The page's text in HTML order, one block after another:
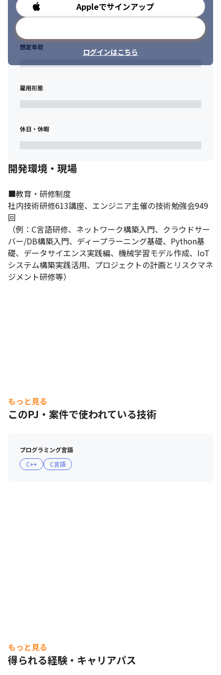
Appleでサインアップ
ログインはこちら
勤務時間
想定年収
雇用形態
休日・休暇
開発環境・現場
■教育・研修制度
社内技術研修613講座、エンジニア主催の技術勉強会949
回
（例：C言語研修、ネットワーク構築入門、クラウドサー
バー/DB構築入門、ディープラーニング基礎、Python基
礎、データサイエンス実践編、機械学習モデル作成、IoT
システム構築実践活用、プロジェクトの計画とリスクマネ
ジメント研修等）
もっと見る
このPJ・案件で使われている技術
プログラミング言語
C++
C言語
もっと見る
得られる経験・キャリアパス